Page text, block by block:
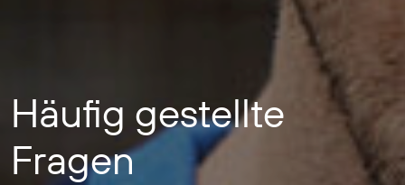
Häufig gestellte
Fragen